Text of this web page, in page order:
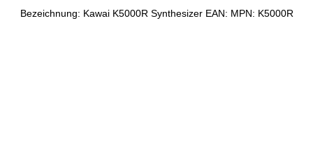
Bezeichnung: Kawai K5000R Synthesizer EAN: MPN: K5000R